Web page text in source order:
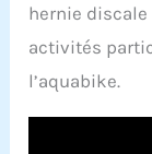
hernie
activités
l’aquabike.